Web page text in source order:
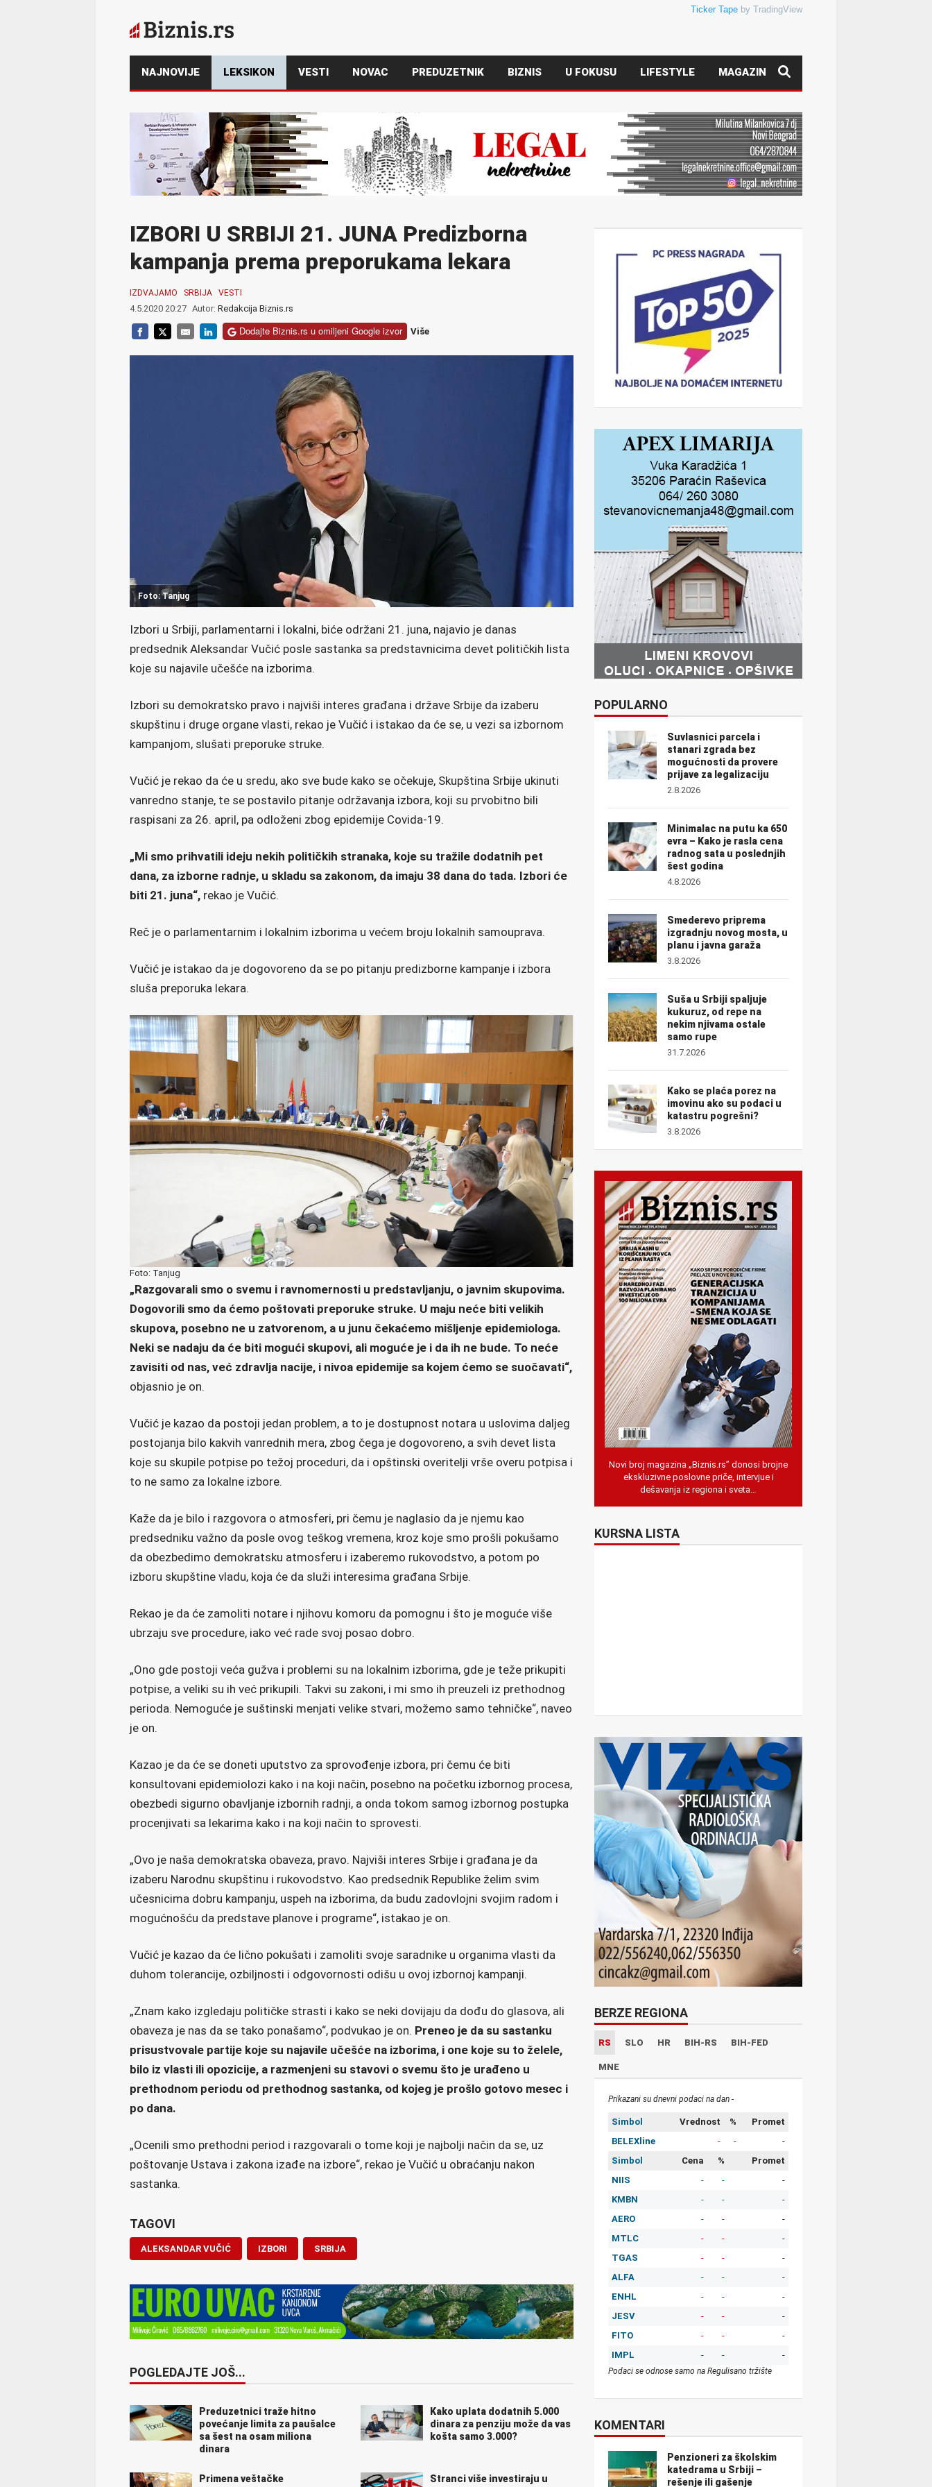
Ticker Tape by TradingView
NAJNOVIJE LEKSIKON VESTI NOVAC PREDUZETNIK BIZNIS U FOKUSU LIFESTYLE MAGAZIN
IZBORI U SRBIJI 21. JUNA Predizborna
kampanja prema preporukama lekara
IZDVAJAMO SRBIJA VESTI
4.5.2020 20:27 Autor: Redakcija Biznis.rs
Dodajte Biznis.rs u omiljeni Google izvor Više
Foto: Tanjug
Izbori u Srbiji, parlamentarni i lokalni, biće održani 21. juna, najavio je danas
predsednik Aleksandar Vučić posle sastanka sa predstavnicima devet političkih lista
koje su najavile učešće na izborima.
Izbori su demokratsko pravo i najviši interes građana i države Srbije da izaberu
skupštinu i druge organe vlasti, rekao je Vučić i istakao da će se, u vezi sa izbornom
kampanjom, slušati preporuke struke.
Vučić je rekao da će u sredu, ako sve bude kako se očekuje, Skupština Srbije ukinuti
vanredno stanje, te se postavilo pitanje održavanja izbora, koji su prvobitno bili
raspisani za 26. april, pa odloženi zbog epidemije Covida-19.
„Mi smo prihvatili ideju nekih političkih stranaka, koje su tražile dodatnih pet
dana, za izborne radnje, u skladu sa zakonom, da imaju 38 dana do tada. Izbori će
biti 21. juna“, rekao je Vučić.
Reč je o parlamentarnim i lokalnim izborima u većem broju lokalnih samouprava.
Vučić je istakao da je dogovoreno da se po pitanju predizborne kampanje i izbora
sluša preporuka lekara.
Foto: Tanjug
„Razgovarali smo o svemu i ravnomernosti u predstavljanju, o javnim skupovima.
Dogovorili smo da ćemo poštovati preporuke struke. U maju neće biti velikih
skupova, posebno ne u zatvorenom, a u junu čekaćemo mišljenje epidemiologa.
Neki se nadaju da će biti mogući skupovi, ali moguće je i da ih ne bude. To neće
zavisiti od nas, već zdravlja nacije, i nivoa epidemije sa kojem ćemo se suočavati“,
objasnio je on.
Vučić je kazao da postoji jedan problem, a to je dostupnost notara u uslovima daljeg
postojanja bilo kakvih vanrednih mera, zbog čega je dogovoreno, a svih devet lista
koje su skupile potpise po težoj proceduri, da i opštinski overitelji vrše overu potpisa i
to ne samo za lokalne izbore.
Kaže da je bilo i razgovora o atmosferi, pri čemu je naglasio da je njemu kao
predsedniku važno da posle ovog teškog vremena, kroz koje smo prošli pokušamo
da obezbedimo demokratsku atmosferu i izaberemo rukovodstvo, a potom po
izboru skupštine vladu, koja će da služi interesima građana Srbije.
Rekao je da će zamoliti notare i njihovu komoru da pomognu i što je moguće više
ubrzaju sve procedure, iako već rade svoj posao dobro.
„Ono gde postoji veća gužva i problemi su na lokalnim izborima, gde je teže prikupiti
potpise, a veliki su ih već prikupili. Takvi su zakoni, i mi smo ih preuzeli iz prethodnog
perioda. Nemoguće je suštinski menjati velike stvari, možemo samo tehničke“, naveo
je on.
Kazao je da će se doneti uputstvo za sprovođenje izbora, pri čemu će biti
konsultovani epidemiolozi kako i na koji način, posebno na početku izbornog procesa,
obezbedi sigurno obavljanje izbornih radnji, a onda tokom samog izbornog postupka
procenjivati sa lekarima kako i na koji način to sprovesti.
„Ovo je naša demokratska obaveza, pravo. Najviši interes Srbije i građana je da
izaberu Narodnu skupštinu i rukovodstvo. Kao predsednik Republike želim svim
učesnicima dobru kampanju, uspeh na izborima, da budu zadovlojni svojim radom i
mogućnošću da predstave planove i programe“, istakao je on.
Vučić je kazao da će lično pokušati i zamoliti svoje saradnike u organima vlasti da
duhom tolerancije, ozbiljnosti i odgovornosti odišu u ovoj izbornoj kampanji.
„Znam kako izgledaju političke strasti i kako se neki dovijaju da dođu do glasova, ali
obaveza je nas da se tako ponašamo“, podvukao je on. Preneo je da su sastanku
prisustvovale partije koje su najavile učešće na izborima, i one koje su to želele,
bilo iz vlasti ili opozicije, a razmenjeni su stavovi o svemu što je urađeno u
prethodnom periodu od prethodnog sastanka, od kojeg je prošlo gotovo mesec i
po dana.
„Ocenili smo prethodni period i razgovarali o tome koji je najbolji način da se, uz
poštovanje Ustava i zakona izađe na izbore“, rekao je Vučić u obraćanju nakon
sastanka.
TAGOVI
ALEKSANDAR VUČIĆ IZBORI SRBIJA
POGLEDAJTE JOŠ...
Preduzetnici traže hitno
povećanje limita za paušalce
sa šest na osam miliona
dinara
Kako uplata dodatnih 5.000
dinara za penziju može da vas
košta samo 3.000?
Primena veštačke
Stranci više investiraju u
POPULARNO
Suvlasnici parcela i
stanari zgrada bez
mogućnosti da provere
prijave za legalizaciju
2.8.2026
Minimalac na putu ka 650
evra – Kako je rasla cena
radnog sata u poslednjih
šest godina
4.8.2026
Smederevo priprema
izgradnju novog mosta, u
planu i javna garaža
3.8.2026
Suša u Srbiji spaljuje
kukuruz, od repe na
nekim njivama ostale
samo rupe
31.7.2026
Kako se plaća porez na
imovinu ako su podaci u
katastru pogrešni?
3.8.2026
Novi broj magazina „Biznis.rs” donosi brojne
ekskluzivne poslovne priče, intervjue i
dešavanja iz regiona i sveta…
KURSNA LISTA
BERZE REGIONA
RS SLO HR BIH-RS BIH-FED
MNE
Prikazani su dnevni podaci na dan -
Simbol Vrednost %
Promet
BELEXline
- -
-
Simbol
Cena %
Promet
NIIS
- -
-
KMBN
- -
-
AERO
- -
-
MTLC
- -
-
TGAS
- -
-
ALFA
- -
-
ENHL
- -
-
JESV
- -
-
FITO
- -
-
IMPL
- - -
Podaci se odnose samo na Regulisano tržište
KOMENTARI
Penzioneri za školskim
katedrama u Srbiji –
rešenje ili gašenje